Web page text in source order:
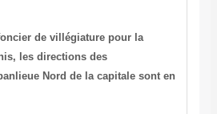
de villégiature pour la
les directions des
Nord de la capitale sont en